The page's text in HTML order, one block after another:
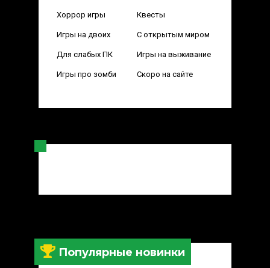
Хоррор игры Квесты
Игры на двоих С открытым миром
Для слабых ПК Игры на выживание
Игры про зомби Скоро на сайте
Популярные новинки